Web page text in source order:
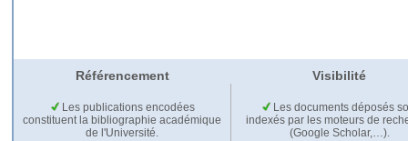
Référencement Visibilité
Les publications encodées
constituent la bibliographie académique
de l'Université.
Les documents déposés
indexés par les moteurs de
(Google Scholar,…).